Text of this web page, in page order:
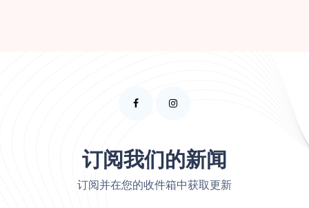
订阅我们的新闻
订阅并在您的收件箱中获取更新